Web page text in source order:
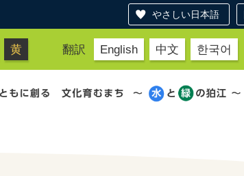
やさしい日本語
黄 翻訳 English 中文 한국어